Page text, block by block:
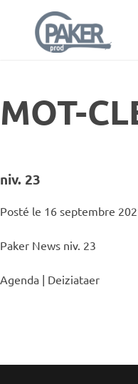
MOT-
niv. 23
Posté le 16 septembre
Paker News niv. 23
Agenda | Deiziataer